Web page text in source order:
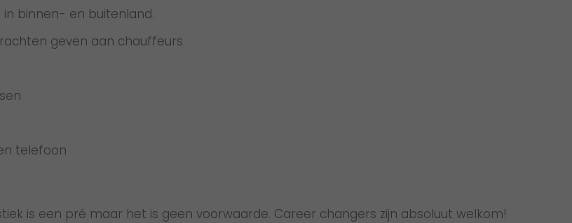
binnen- en buitenland.
geven aan chauffeurs.
telefoon
is een pré maar het is geen voorwaarde. Career changers zijn absoluut welkom!